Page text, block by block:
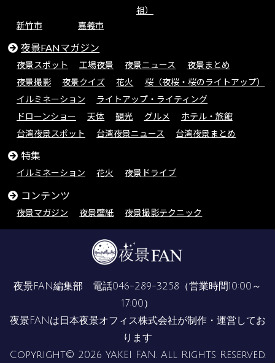
祖）
新竹市 嘉義市
夜景FANマガジン
夜景スポット 工場夜景 夜景ニュース
夜景まとめ
夜景撮影
夜景クイズ 花火
桜（夜桜・桜のライトアップ）
イルミネーション
ライトアップ・ライティング
ドローンショー
天体 観光 グルメ
ホテル・旅館
台湾夜景スポット
台湾夜景ニュース 台湾夜景まとめ
特集
イルミネーション 花火 夜景ドライブ
コンテンツ
夜景マガジン 夜景壁紙 夜景撮影テクニック
夜景FAN編集部 電話046-289-3258 （営業時間10:00～
17:00）
夜景FANは 日本夜景オフィス株式会社が制作・運営してお
ります
Copyright© 2026 YAKEI FAN. All Rights Reserved.